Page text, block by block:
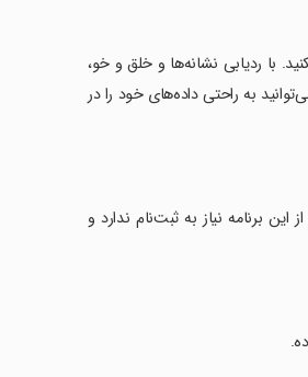
با ردیابی نشانه‌ها و خلق و خو،
به راحتی داده‌های خود را در
این برنامه نیاز به ثبت‌نام ندارد و